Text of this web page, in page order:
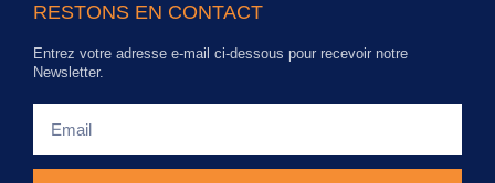
RESTONS EN CONTACT
Entrez votre adresse e-mail ci-dessous pour recevoir notre
Newsletter.